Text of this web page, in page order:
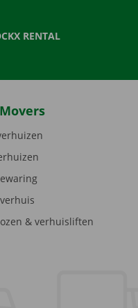
RENTAL
& verhuisliften